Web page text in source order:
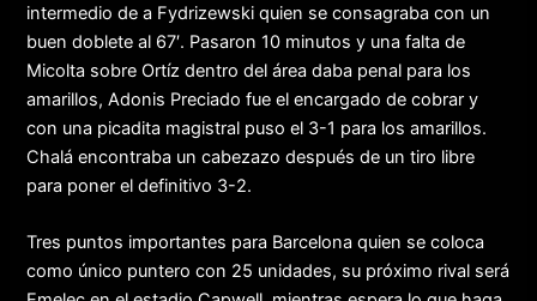
intermedio de a Fydrizewski quien se consagraba con un
buen doblete al 67′. Pasaron 10 minutos y una falta de
Micolta sobre Ortíz dentro del área daba penal para los
amarillos, Adonis Preciado fue el encargado de cobrar y
con una picadita magistral puso el 3-1 para los amarillos.
Chalá encontraba un cabezazo después de un tiro libre
para poner el definitivo 3-2.
Tres puntos importantes para Barcelona quien se coloca
como único puntero con 25 unidades, su próximo rival será